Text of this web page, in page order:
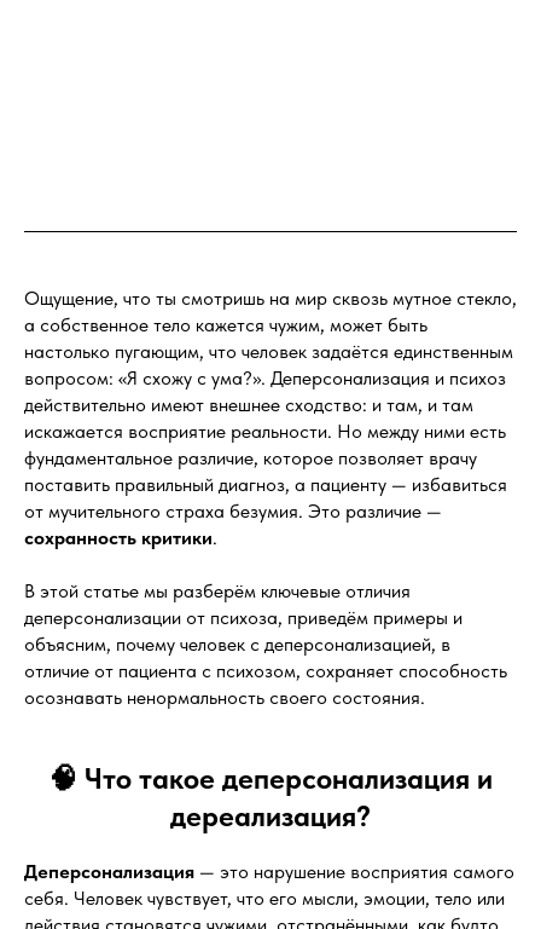
Ощущение, что ты смотришь на мир сквозь мутное стекло,
а собственное тело кажется чужим, может быть
настолько пугающим, что человек задаётся единственным
вопросом: «Я схожу с ума?». Деперсонализация и психоз
действительно имеют внешнее сходство: и там, и там
искажается восприятие реальности. Но между ними есть
фундаментальное различие, которое позволяет врачу
поставить правильный диагноз, а пациенту — избавиться
от мучительного страха безумия. Это различие —
сохранность критики.
В этой статье мы разберём ключевые отличия
деперсонализации от психоза, приведём примеры и
объясним, почему человек с деперсонализацией, в
отличие от пациента с психозом, сохраняет способность
осознавать ненормальность своего состояния.
🧠 Что такое деперсонализация и
дереализация?
Деперсонализация — это нарушение восприятия самого
себя. Человек чувствует, что его мысли, эмоции, тело или